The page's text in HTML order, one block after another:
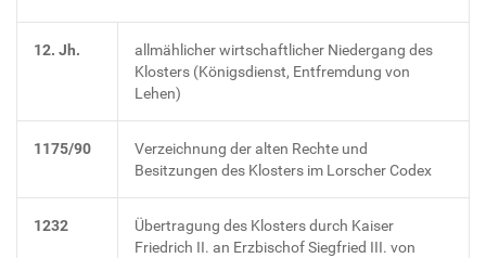
12. Jh.
allmählicher wirtschaftlicher Niedergang des
Klosters (Königsdienst, Entfremdung von
Lehen)
1175/90
Verzeichnung der alten Rechte und
Besitzungen des Klosters im Lorscher Codex
1232
Übertragung des Klosters durch Kaiser
Friedrich II. an Erzbischof Siegfried III. von